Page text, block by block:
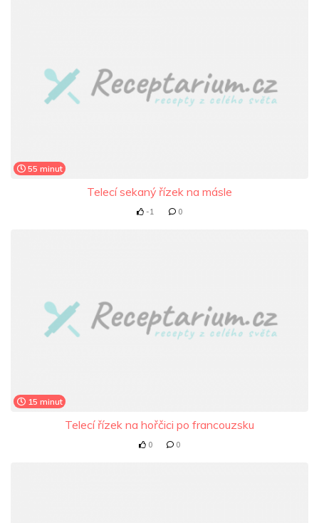
55 minut
Telecí sekaný řízek na másle
-1 0
15 minut
Telecí řízek na hořčici po francouzsku
0 0